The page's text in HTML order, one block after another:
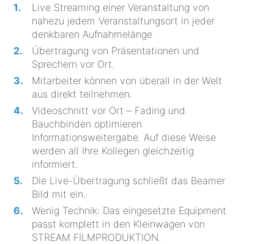
Live Streaming einer Veranstaltung von
nahezu jedem Veranstaltungsort in jeder
denkbaren Aufnahmelänge
Übertragung von Präsentationen und
Sprechern vor Ort.
Mitarbeiter können von überall in der Welt
aus direkt teilnehmen.
Videoschnitt vor Ort – Fading und
Bauchbinden optimieren
Informationsweitergabe. Auf diese Weise
werden all Ihre Kollegen gleichzeitig
informiert.
Die Live-Übertragung schließt das Beamer
Bild mit ein.
Wenig Technik: Das eingesetzte Equipment
passt komplett in den Kleinwagen von
STREAM FILMPRODUKTION.